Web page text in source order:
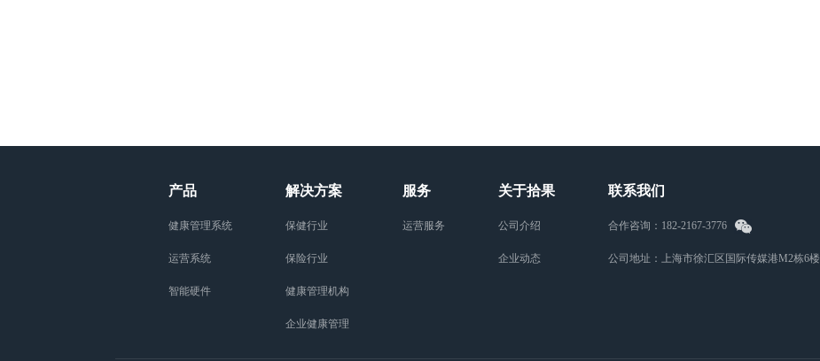
产品
健康管理系统
运营系统
智能硬件
解决方案
保健行业
保险行业
健康管理机构
企业健康管理
服务
运营服务
关于拾果
公司介绍
企业动态
联系我们
合作咨询：182-2167-3776
公司地址：上海市徐汇区国际传媒港M2栋6楼